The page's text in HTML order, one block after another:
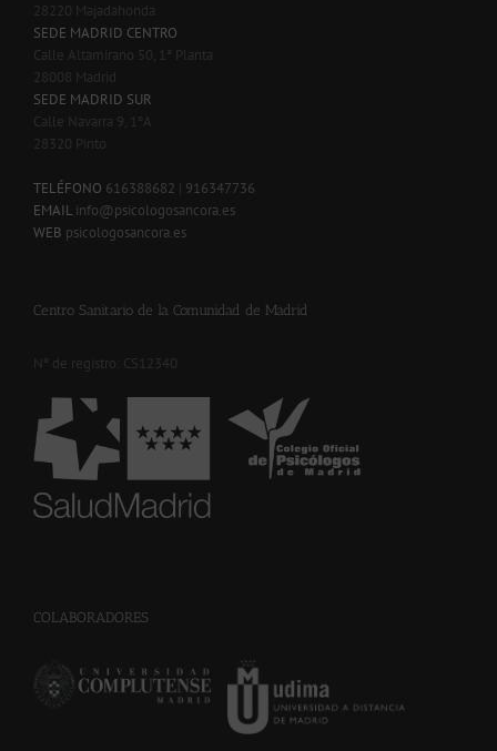
28220 Majadahonda
SEDE MADRID CENTRO
Calle Altamirano 50, 1ª Planta
28008 Madrid
SEDE MADRID SUR
Calle Navarra 9, 1ºA
28320 Pinto
TELÉFONO 616388682
916347736
EMAIL info@psicologosancora.es
WEB psicologosancora.es
Centro Sanitario de la Comunidad de Madrid
Nº de registro: CS12340
COLABORADORES